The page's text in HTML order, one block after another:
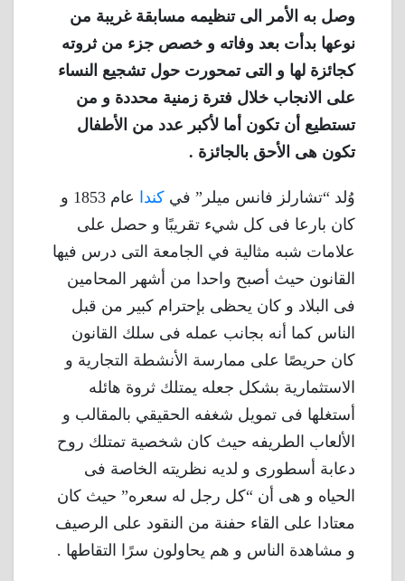
وصل به الأمر الى تنظيمه مسابقة غريبة من
نوعها بدأت بعد وفاته و خصص جزء من ثروته
كجائزة لها و التى تمحورت حول تشجيع النساء
على الانجاب خلال فترة زمنية محددة و من
تستطيع أن تكون أما لأكبر عدد من الأطفال
تكون هى الأحق بالجائزة .
وُلد “تشارلز فانس ميلر” في كندا
عام 1853 و
كان بارعا فى كل شيء تقريبًا و حصل على
علامات شبه مثالية في الجامعة التى درس فيها
القانون حيث أصبح واحدا من أشهر المحامين
فى البلاد و كان يحظى بإحترام كبير من قبل
الناس كما أنه بجانب عمله فى سلك القانون
كان حريصًا على ممارسة الأنشطة التجارية و
الاستثمارية بشكل جعله يمتلك ثروة هائله
أستغلها فى تمويل شغفه الحقيقي بالمقالب و
الألعاب الطريفه حيث كان شخصية تمتلك روح
دعابة أسطورى و لديه نظريته الخاصة فى
الحياه و هى أن “كل رجل له سعره” حيث كان
معتادا على القاء حفنة من النقود على الرصيف
و مشاهدة الناس و هم يحاولون سرًا التقاطها .